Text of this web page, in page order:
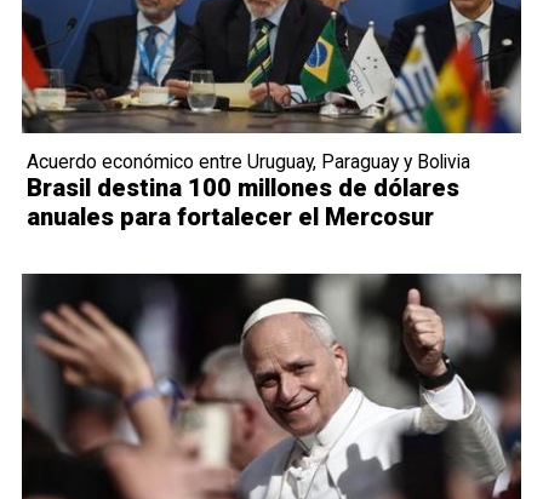
Acuerdo económico entre Uruguay, Paraguay y Bolivia
Brasil destina 100 millones de dólares
anuales para fortalecer el Mercosur